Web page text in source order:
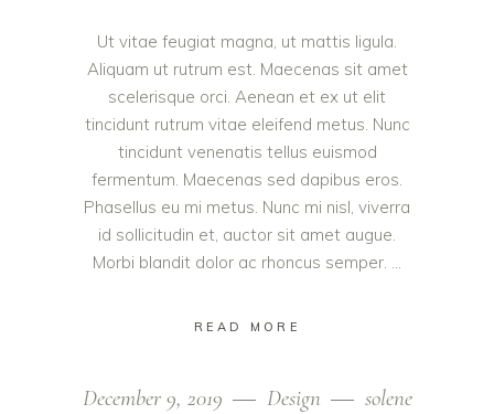
Ut vitae feugiat magna, ut mattis ligula.
Aliquam ut rutrum est. Maecenas sit amet
scelerisque orci. Aenean et ex ut elit
tincidunt rutrum vitae eleifend metus. Nunc
tincidunt venenatis tellus euismod
fermentum. Maecenas sed dapibus eros.
Phasellus eu mi metus. Nunc mi nisl, viverra
id sollicitudin et, auctor sit amet augue.
Morbi blandit dolor ac rhoncus semper.
READ MORE
December 9, 2019 Design solene